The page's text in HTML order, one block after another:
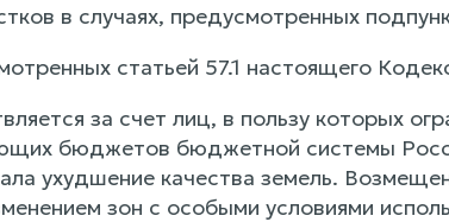
в случаях, предусмотренных
статьей 57.1 настоящего
за счет лиц, в пользу которых
бюджетов бюджетной системы
ухудшение качества земель.
зон с особыми условиями